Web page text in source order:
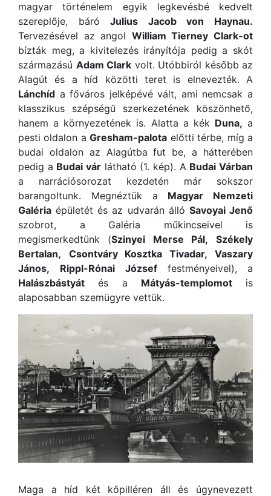
magyar történelem egyik legkevésbé kedvelt
szereplője, báróJulius Jacob von Haynau.
Tervezésével az angol William Tierney Clark-ot
bízták meg, a kivitelezés irányítója pedig a skót
származású Adam Clark volt. Utóbbiról később az
Alagút és a híd közötti teret is elnevezték. A
Lánchíd a főváros jelképévé vált, ami nemcsak a
klasszikus szépségű szerkezetének köszönhető,
hanem a környezetének is. Alatta a kék Duna, a
pesti oldalon aGresham-palota előtti térbe, míg a
budai oldalon az Alagútba fut be, a hátterében
pedig a Budai vár látható (1. kép). A Budai Várban
a narrációsorozat kezdetén már sokszor
barangoltunk. Megnéztük a Magyar Nemzeti
Galéria épületét és az udvarán álló Savoyai Jenő
szobrot, a Galéria műkincseivel is
megismerkedtünk (Szinyei Merse Pál,
Székely
Bertalan,
Csontváry Kosztka Tivadar,
Vaszary
János,
Rippl-Rónai Józseffestményeivel), a
Halászbástyát és a Mátyás-templomotis
alaposabban szemügyre vettük.
Maga a híd két kőpilléren áll és úgynevezett